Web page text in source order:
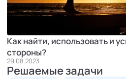
Как найти, использовать и
стороны?
29.08.2023
Решаемые задачи